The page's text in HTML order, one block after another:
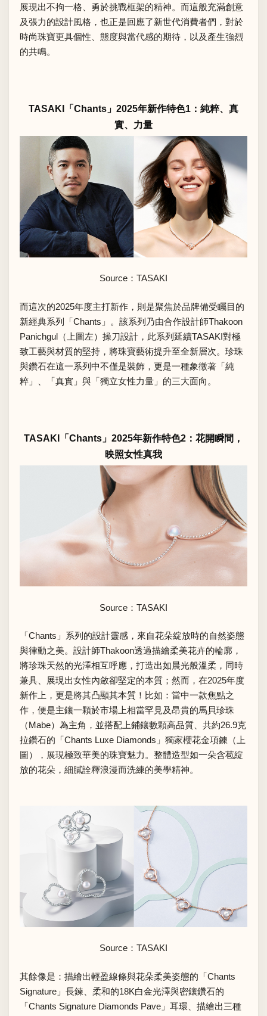
展現出不拘一格、勇於挑戰框架的精神。而這般充滿創意
及張力的設計風格，也正是回應了新世代消費者們，對於
時尚珠寶更具個性、態度與當代感的期待，以及產生強烈
的共鳴。
TASAKI「Chants」2025年新作特色1：純粹、真
實、力量
Source： TASAKI
而這次的2025年度主打新作，則是聚焦於品牌備受矚目的
新經典系列「Chants」。該系列乃由合作設計師Thakoon
Panichgul（上圖左）操刀設計，此系列延續TASAKI對極
致工藝與材質的堅持，將珠寶藝術提升至全新層次。珍珠
與鑽石在這一系列中不僅是裝飾，更是一種象徵著「純
粹」、「真實」與「獨立女性力量」的三大面向。
TASAKI「Chants」2025年新作特色2：花開瞬間，
映照女性真我
Source： TASAKI
「Chants」系列的設計靈感，來自花朵綻放時的自然姿態
與律動之美。設計師Thakoon透過描繪柔美花卉的輪廓，
將珍珠天然的光澤相互呼應，打造出如晨光般溫柔，同時
兼具、展現出女性內斂卻堅定的本質；然而，在2025年度
新作上，更是將其凸顯其本質！比如：當中一款焦點之
作，便是主鑲一顆於市場上相當罕見及昂貴的馬貝珍珠
（Mabe）為主角，並搭配上鋪鑲數顆高品質、共約26.9克
拉鑽石的「Chants Luxe Diamonds」獨家櫻花金項鍊（上
圖），展現極致華美的珠寶魅力。整體造型如一朵含苞綻
放的花朵，細膩詮釋浪漫而洗練的美學精神。
Source： TASAKI
其餘像是：描繪出輕盈線條與花朵柔美姿態的「Chants
Signature」長鍊、柔和的18K白金光澤與密鑲鑽石的
「Chants Signature Diamonds Pave」耳環、描繪出三種